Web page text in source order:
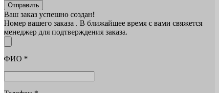
Отправить
Ваш заказ успешно создан!
Номер вашего заказа . В ближайшее время с вами свяжется
менеджер для подтверждения заказа.
ФИО *